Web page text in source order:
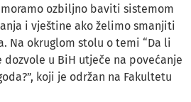
moramo ozbiljno baviti sistemom
i vještine ako želimo smanjiti
Na okruglom stolu o temi “Da li
dozvole u BiH utječe na povećanje
koji je održan na Fakultetu